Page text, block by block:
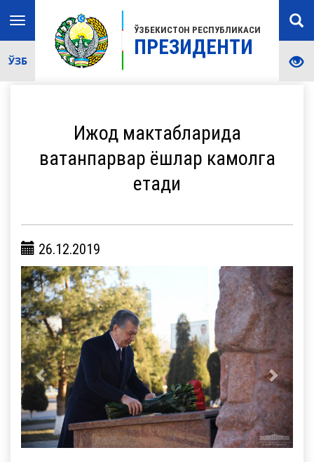
ЎЗБЕКИСТОН РЕСПУБЛИКАСИ
ПРЕЗИДЕНТИ
Toggle
navigation
ЎЗБ
Ижод мактабларида
ватанпарвар ёшлар камолга
етади
26.12.2019